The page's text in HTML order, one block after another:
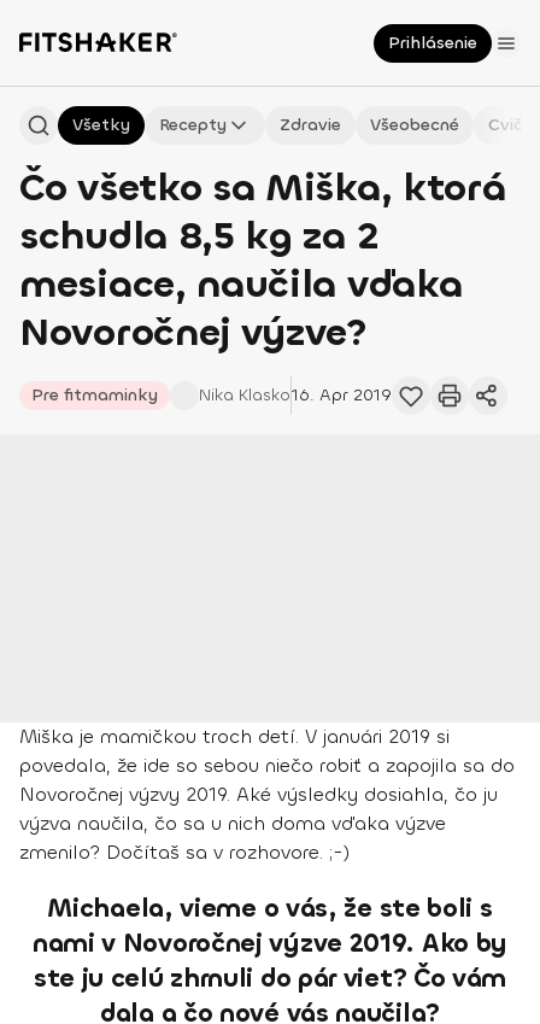
Prihlásenie
Všetky Recepty Zdravie Všeobecné
Čo všetko sa Miška, ktorá
schudla 8,5 kg za 2
mesiace, naučila vďaka
Novoročnej výzve?
Pre fitmaminky Nika Klasko16. Apr 2019
Miška je mamičkou troch detí. V januári 2019 si
povedala, že ide so sebou niečo robiť a zapojila sa do
Novoročnej výzvy 2019. Aké výsledky dosiahla, čo ju
výzva naučila, čo sa u nich doma vďaka výzve
zmenilo? Dočítaš sa v rozhovore. ;-)
Michaela, vieme o vás, že ste boli s
nami v Novoročnej výzve 2019. Ako by
ste ju celú zhrnuli do pár viet? Čo vám
dala a čo nové vás naučila?